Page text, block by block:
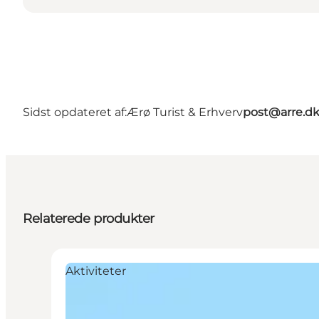
Sidst opdateret af:Ærø Turist & Erhvervpost@arre.dk
Relaterede produkter
Aktiviteter